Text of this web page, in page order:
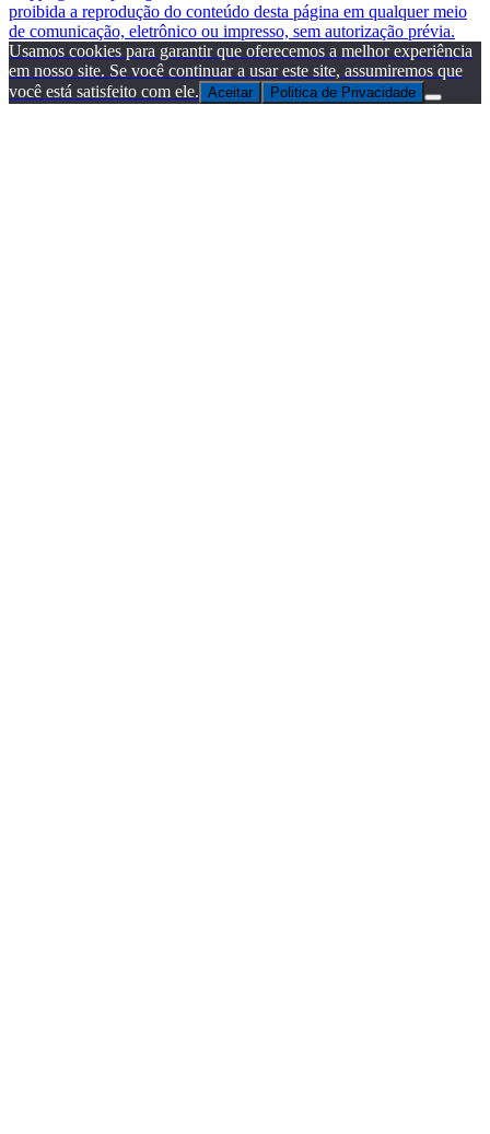
proibida a reprodução do conteúdo desta página em qualquer meio
de comunicação, eletrônico ou impresso, sem autorização prévia.
Usamos cookies para garantir que oferecemos a melhor experiência
em nosso site. Se você continuar a usar este site, assumiremos que
você está satisfeito com ele. Aceitar Politica de Privacidade